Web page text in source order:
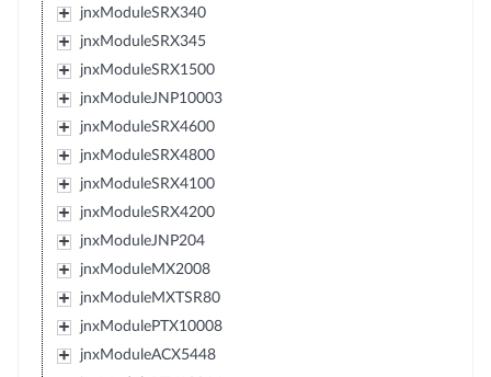
jnxModuleSRX340
jnxModuleSRX345
jnxModuleSRX1500
jnxModuleJNP10003
jnxModuleSRX4600
jnxModuleSRX4800
jnxModuleSRX4100
jnxModuleSRX4200
jnxModuleJNP204
jnxModuleMX2008
jnxModuleMXTSR80
jnxModulePTX10008
jnxModuleACX5448